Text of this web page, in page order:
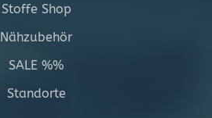
Stoffe Shop
Nähzubehör
SALE %%
Standorte